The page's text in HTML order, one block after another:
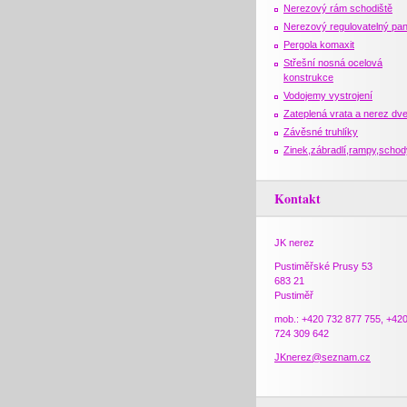
Nerezový rám schodiště
Nerezový regulovatelný
Pergola komaxit
Střešní nosná ocelová
konstrukce
Vodojemy vystrojení
Zateplená vrata a nerez
Závěsné truhlíky
Kontakt
JK nerez
Pustiměřské Prusy 53
683 21
Pustiměř
mob.: +420 732 877 755, +420
724 309 642
JKnerez@seznam.cz